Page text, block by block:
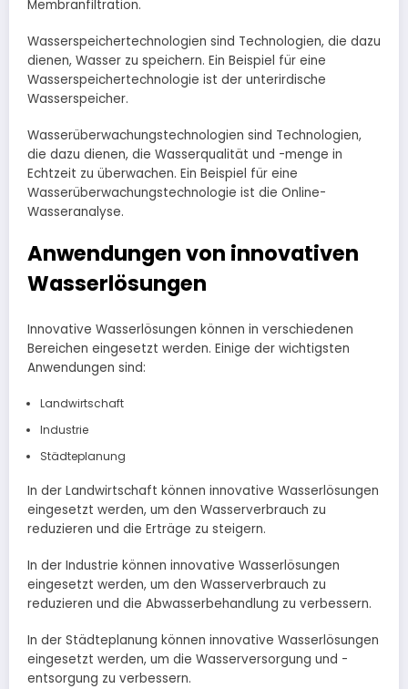
Membranfiltration.
Wasserspeichertechnologien sind Technologien, die dazu
dienen, Wasser zu speichern. Ein Beispiel für eine
Wasserspeichertechnologie ist der unterirdische
Wasserspeicher.
Wasserüberwachungstechnologien sind Technologien,
die dazu dienen, die Wasserqualität und -menge in
Echtzeit zu überwachen. Ein Beispiel für eine
Wasserüberwachungstechnologie ist die Online-
Wasseranalyse.
Anwendungen von innovativen
Wasserlösungen
Innovative Wasserlösungen können in verschiedenen
Bereichen eingesetzt werden. Einige der wichtigsten
Anwendungen sind:
Landwirtschaft
Industrie
Städteplanung
In der Landwirtschaft können innovative Wasserlösungen
eingesetzt werden, um den Wasserverbrauch zu
reduzieren und die Erträge zu steigern.
In der Industrie können innovative Wasserlösungen
eingesetzt werden, um den Wasserverbrauch zu
reduzieren und die Abwasserbehandlung zu verbessern.
In der Städteplanung können innovative Wasserlösungen
eingesetzt werden, um die Wasserversorgung und -
entsorgung zu verbessern.